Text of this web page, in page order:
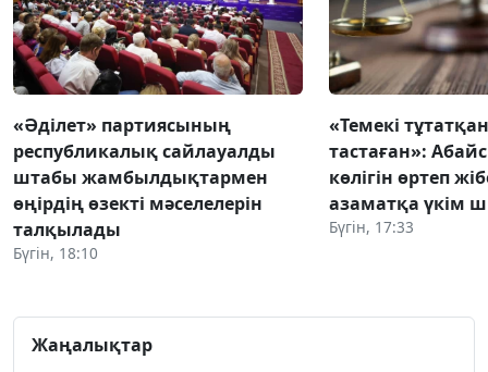
«Әділет» партиясының
республикалық сайлауалды
штабы жамбылдықтармен
өңірдің өзекті мәселелерін
талқылады
Бүгін, 18:10
«Темекі тұтатқан
тастаған»:
көлігін өртеп
азаматқа үкім
Бүгін, 17:33
Жаңалықтар